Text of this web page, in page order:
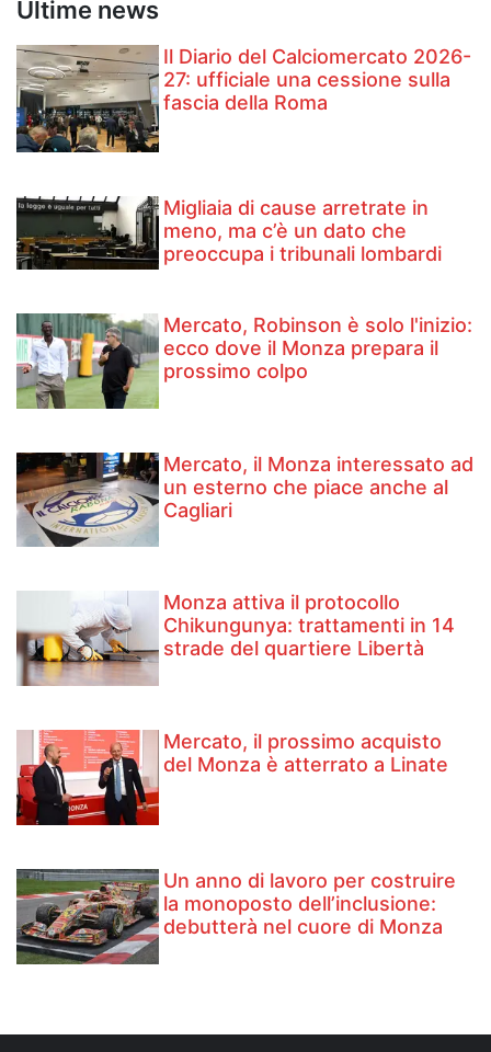
Ultime news
Il Diario del Calciomercato 2026-
27: ufficiale una cessione sulla
fascia della Roma
Migliaia di cause arretrate in
meno, ma c’è un dato che
preoccupa i tribunali lombardi
Mercato, Robinson è solo l'inizio:
ecco dove il Monza prepara il
prossimo colpo
Mercato, il Monza interessato ad
un esterno che piace anche al
Cagliari
Monza attiva il protocollo
Chikungunya: trattamenti in 14
strade del quartiere Libertà
Mercato, il prossimo acquisto
del Monza è atterrato a Linate
Un anno di lavoro per costruire
la monoposto dell’inclusione:
debutterà nel cuore di Monza